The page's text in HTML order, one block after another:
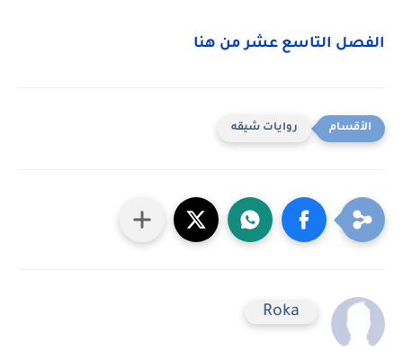
الفصل التاسع عشر من هنا
روايات شيقه
Roka